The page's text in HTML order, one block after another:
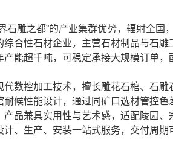
雕之都”的产业集群优势，辐射全国
合性石材企业，主营石材制品与石
能超千吨，可稳定承接大规模订单
数控加工技术，擅长雕花石棺、石
候性能设计，通过同矿口选材管控色
品兼具实用性与艺术感，适配陵园
、生产、安装一站式服务，交付周